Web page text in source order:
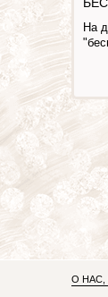
На
О НАС,